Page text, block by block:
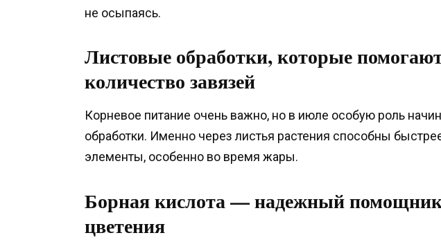
не осыпаясь.
Листовые обработки, которые
количество завязей
Корневое питание очень важно, но в июле особую роль
обработки. Именно через листья растения способны
элементы, особенно во время жары.
Борная кислота — надежный
цветения